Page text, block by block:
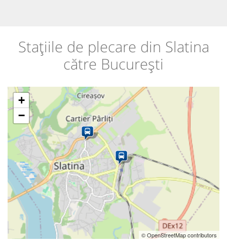
Stațiile de plecare din Slatina
către București
+
−
© OpenStreetMap contributors